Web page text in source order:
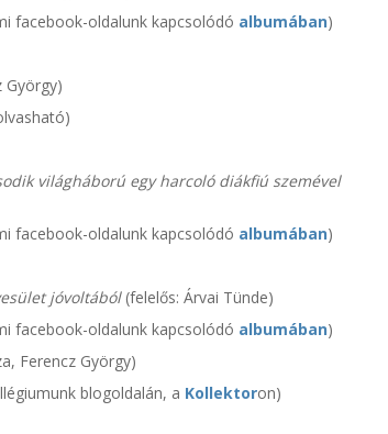
facebook-oldalunk kapcsolódó albumában)
György)
világháború egy harcoló diákfiú szemével
facebook-oldalunk kapcsolódó albumában)
jóvoltából (felelős: Árvai Tünde)
facebook-oldalunk kapcsolódó albumában)
Ferencz György)
blogoldalán, a Kollektoron)